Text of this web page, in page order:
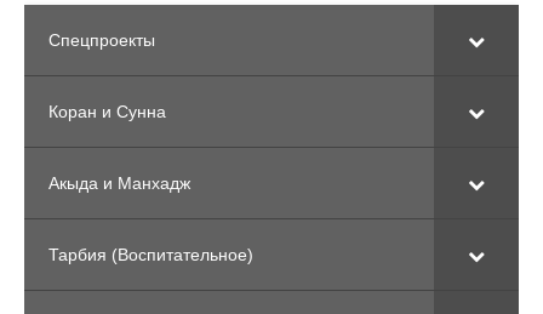
Спецпроекты
Коран и Сунна
Акыда и Манхадж
Тарбия (Воспитательное)